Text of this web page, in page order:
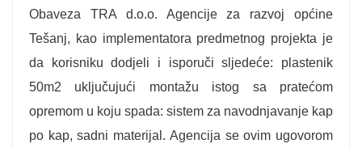
Obaveza TRA d.o.o. Agencije za razvoj općine
Tešanj, kao implementatora predmetnog projekta je
da korisniku dodjeli i isporuči sljedeće: plastenik
50m2 uključujući montažu istog sa pratećom
opremom u koju spada: sistem za navodnjavanje kap
po kap, sadni materijal. Agencija se ovim ugovorom